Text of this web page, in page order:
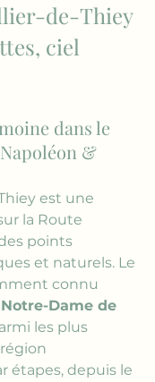
de-Thiey
ciel
dans le
&
est une
la Route
points
et naturels. Le
connu
Dame de
les plus
étapes, depuis le